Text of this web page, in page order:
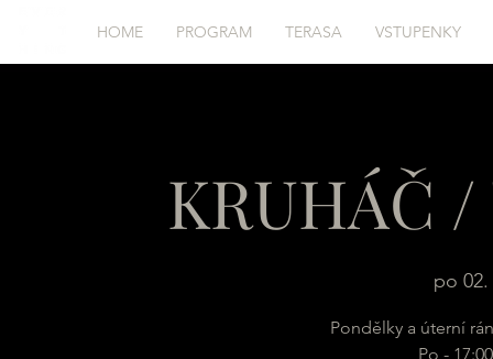
HOME PROGRAM TERASA VSTUPENKY
KRUHÁČ
po 02.
Pondělky a úterní
Po -